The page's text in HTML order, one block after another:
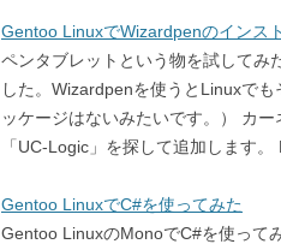
Gentoo LinuxでWizardpenのインス
ペンタブレットという物を試してみ
した。Wizardpenを使うとLinuxで
ッケージはないみたいです。） カ
「UC-Logic」を探して追加します。
Gentoo LinuxでC#を使ってみた
Gentoo LinuxのMonoでC#を使って